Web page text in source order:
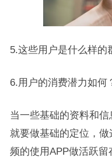
5.这些用户是什么样的
6.用户的消费潜力如何
当一些基础的资料和
就要做基础的定位，
频的使用APP做活跃